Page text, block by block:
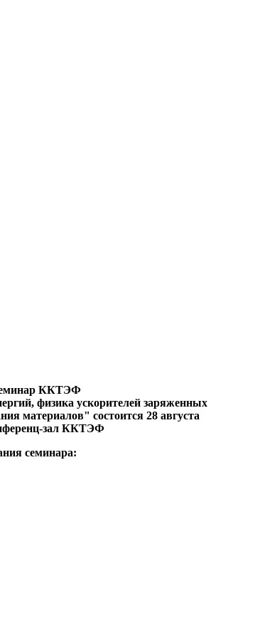
ККТЭФ
физика ускорителей заряженных
материалов" состоится 28 августа
зал ККТЭФ
семинара: